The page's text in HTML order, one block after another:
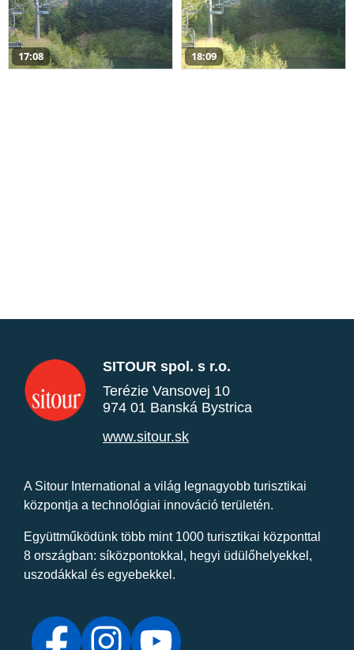
17:08 18:09
SITOUR spol. s r.o.
Terézie Vansovej 10
974 01 Banská Bystrica
www.sitour.sk
A Sitour International a világ legnagyobb turisztikai
központja a technológiai innováció területén.
Együttműködünk több mint 1000 turisztikai központtal
8 országban: síközpontokkal, hegyi üdülőhelyekkel,
uszodákkal és egyebekkel.